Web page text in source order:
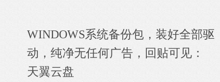
WINDOWS系统备份包，装好全部驱
动，纯净无任何广告，回贴可见：
天翼云盘